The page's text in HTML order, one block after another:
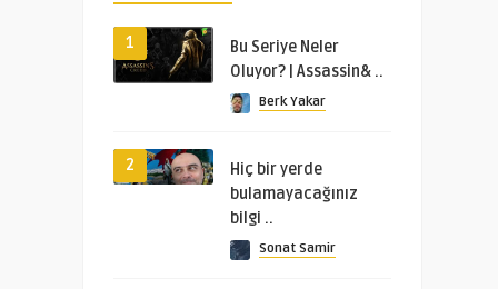
1
Bu Seriye Neler
Oluyor? | Assassin& ..
Berk Yakar
2
Hiç bir yerde
bulamayacağınız
bilgi ..
Sonat Samir